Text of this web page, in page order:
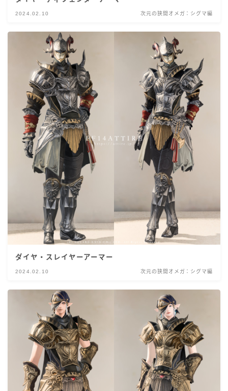
2024.02.10 次元の狭間オメガ：シグマ編
ダイヤ・スレイヤーアーマー
2024.02.10 次元の狭間オメガ：シグマ編